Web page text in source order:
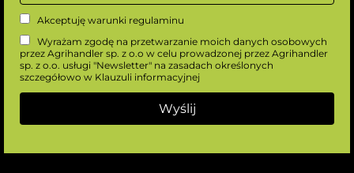
Akceptuję warunki regulaminu
Wyrażam zgodę na przetwarzanie moich danych osobowych
przez Agrihandler sp. z o.o w celu prowadzonej przez Agrihandler
sp. z o.o. usługi "Newsletter" na zasadach określonych
szczegółowo w Klauzuli informacyjnej